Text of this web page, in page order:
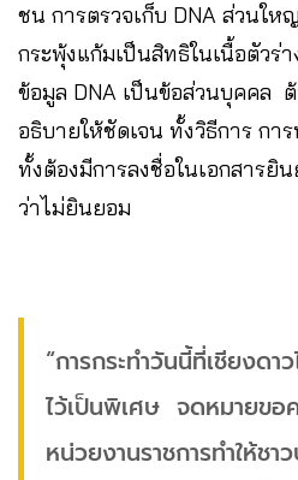
ชน การตรวจเก็บ DNA ส่วนให
กระพุ้งแก้มเป็นสิทธิในเนื้อตัวร่
ข้อมูล DNA เป็นข้อส่วนบุคคล
อธิบายให้ชัดเจน ทั้งวิธีการ กา
ทั้งต้องมีการลงชื่อในเอกสารยิ
ว่าไม่ยินยอม
“การกระทำวันนี้ที่เชียงดา
ไว้เป็นพิเศษ จดหมายขอ
หน่วยงานราชการทำให้ช